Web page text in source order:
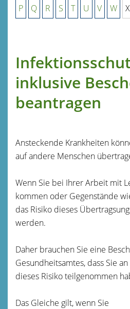
P Q R S T U V W X
inklusive
beantragen
Ansteckende Krankheiten
auf andere Menschen
Wenn Sie bei Ihrer Arbeit mit
kommen oder Gegenstände
das Risiko dieses
werden.
Daher brauchen Sie eine
Gesundheitsamtes, dass Sie
dieses Risiko teilgenommen
Das Gleiche gilt, wenn Sie